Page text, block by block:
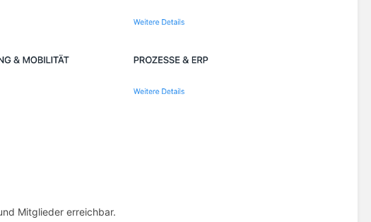
Mitglieder erreichbar.